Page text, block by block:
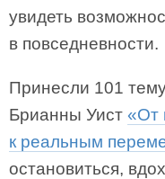
увидеть
в повседневности.
Принесли 101
Брианны Уист «От
к реальным
остановиться,